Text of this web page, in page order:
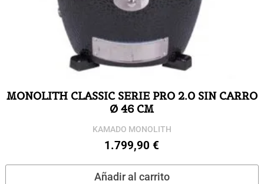
MONOLITH CLASSIC SERIE PRO 2.0 SIN CARRO
Ø 46 CM
KAMADO MONOLITH
1.799,90€
Añadir al carrito